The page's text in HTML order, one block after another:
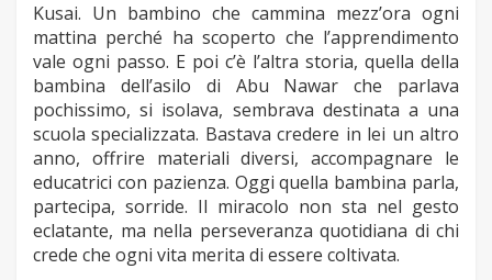
Kusai. Un bambino che cammina mezz’ora ogni
mattina perché ha scoperto che l’apprendimento
vale ogni passo. E poi c’è l’altra storia, quella della
bambina dell’asilo di Abu Nawar che parlava
pochissimo, si isolava, sembrava destinata a una
scuola specializzata. Bastava credere in lei un altro
anno, offrire materiali diversi, accompagnare le
educatrici con pazienza. Oggi quella bambina parla,
partecipa, sorride. Il miracolo non sta nel gesto
eclatante, ma nella perseveranza quotidiana di chi
crede che ogni vita merita di essere coltivata.